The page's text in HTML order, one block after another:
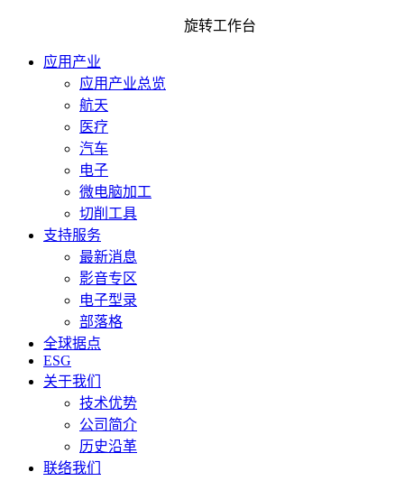
旋转工作台
应用产业
应用产业总览
航天
医疗
汽车
电子
微电脑加工
切削工具
支持服务
最新消息
影音专区
电子型录
部落格
全球据点
ESG
关于我们
技术优势
公司简介
历史沿革
联络我们